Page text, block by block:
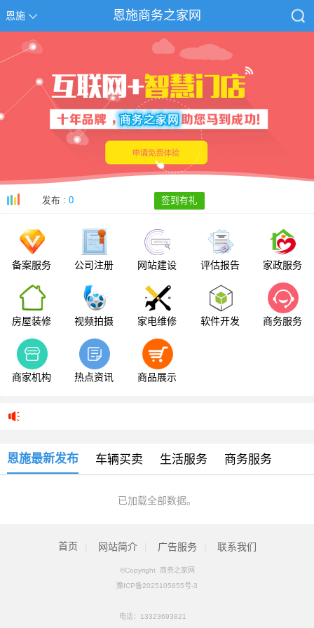
恩施 恩施商务之家网
发布 :0 签到有礼
备案服务 公司注册 网站建设 评估报告 家政服务
房屋装修 视频拍摄 家电维修 软件开发 商务服务
商家机构 热点资讯 商品展示
恩施最新发布 车辆买卖 生活服务 商务服务
已加载全部数据。
首页 网站简介 广告服务 联系我们
©Copyright 商务之家网
豫ICP备2025105855号-3
电话： 13323693821